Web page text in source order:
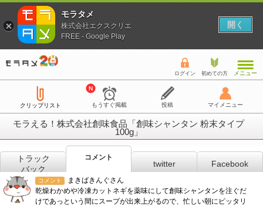
ログイン 初めての方 メニュー
クリップリスト もうすぐ掲載 投稿 マイメニュー
モラえる！株式会社創味食品「創味シャンタン 粉末タイプ
100g」
トラック
バック
コメント
twitter Facebook
コメント
まきばきんぐさん
乾燥わかめや冷凍カットネギを薬味にして創味シャンタンを注ぐだ
けであっという間にスープが出来上がるので、忙しい朝にピッタリ
モラタメ
株式会社エクスクリエ
FREE - Google Play
開く